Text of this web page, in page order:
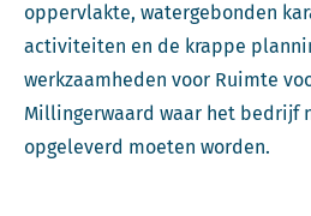
oppervlakte, watergebonden
activiteiten en de krappe
werkzaamheden voor Ruimte
Millingerwaard waar het bedrijf
opgeleverd moeten worden.